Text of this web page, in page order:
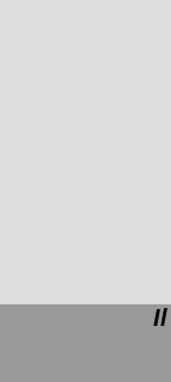
Il